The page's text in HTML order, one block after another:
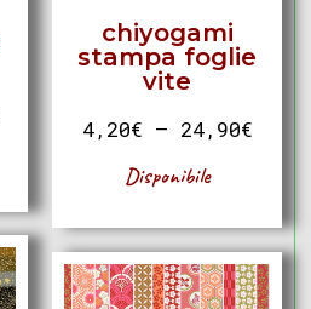
chiyogami
stampa foglie
vite
4,20€ – 24,90€
Disponibile